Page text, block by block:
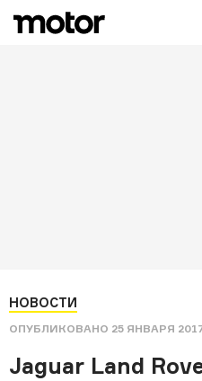
НОВОСТИ
ОПУБЛИКОВАНО 25 ЯНВАРЯ
Jaguar Land